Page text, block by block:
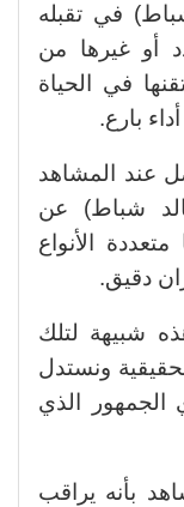
في تقبله
أو غيرها من
في الحياة
بارع.
عند المشاهد
شباط) عن
الأنواع
دقيق.
شبيهة لتلك
ونستدل
الذي
بأنه يراقب